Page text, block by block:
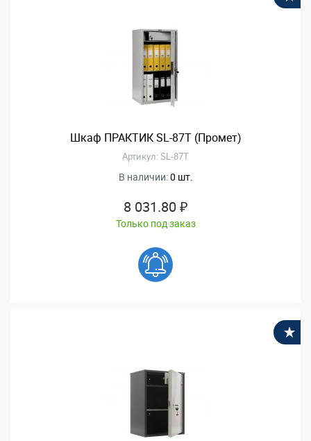
Шкаф ПРАКТИК SL-87T (Промет)
Артикул: SL-87T
В наличии:0 шт.
8 031.80 ₽
Только под заказ